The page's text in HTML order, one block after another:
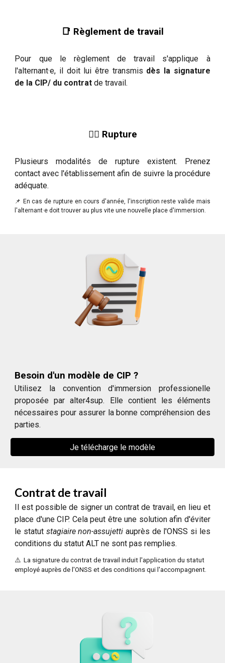
📑 Règlement de travail
Pour que le règlement de travail s'applique à
l'alternant·e, il doit lui être transmis dès la signature
de la CIP/ du contratde travail.
⛓️‍💥 Rupture
Plusieurs modalités de rupture existent. Prenez
contact avec l'établissement afin de suivre la procédure
adéquate.
📌 En cas de rupture en cours d'année, l'inscription reste valide mais
l'alternant·e doit trouver au plus vite une nouvelle place d'immersion.
Besoin d'un modèle de CIP ?
Utilisez la convention d'immersion professionelle
proposée par alter4sup. Elle contient les éléments
nécessaires pour assurer la bonne compréhension des
parties.
Je télécharge le modèle
Contrat de travail
Il est possible de signer un contrat de travail, en lieu et
place d'une CIP. Cela peut être une solution afin d'éviter
le statut stagiaire non-assujetti auprès de l'ONSS si les
conditions du statut ALT ne sont pas remplies.
⚠️ La signature du contrat de travail induit l'application du statut
employé auprès de l'ONSS et des conditions qui l'accompagnent.